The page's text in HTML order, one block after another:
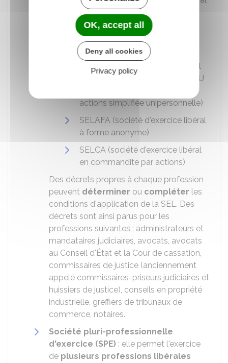
à responsabilité limitée) et
SELARLU (société d'exercice
libéral à responsabilité limitée
unipersonnelle)
SELAS (société d'exercice libéral
par actions simplifiée) et SELASU
actions simplifiée unipersonnelle)
SELAFA (société d'exercice libéral
à forme anonyme)
SELCA (société d'exercice libéral
en commandite par actions)
Des décrets propres à chaque profession
peuvent déterminer ou compléter les
conditions d'application de la SEL. Des
décrets sont ainsi parus pour les
professions suivantes : administrateurs et
mandataires judiciaires, avocats, avocats
au Conseil d'État et la Cour de cassation,
commissaires de justice (anciennement
appelé commissaires-priseurs judiciaires et
huissiers de justice), conseils en propriété
industrielle, greffiers de tribunaux de
commerce, notaires.
Société pluri-professionnelle
d'exercice (SPE) : elle permet l'exercice
de plusieurs professions libérales
OK, accept all
Deny all cookies
Privacy policy